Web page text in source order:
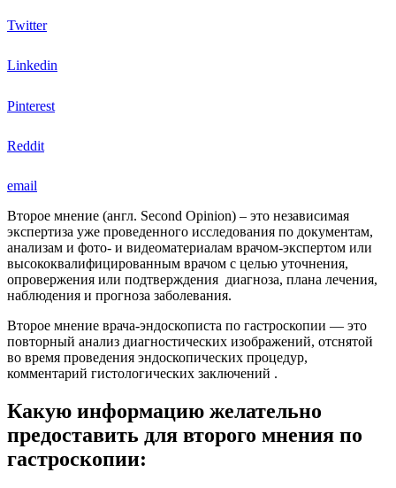
Twitter
Linkedin
Pinterest
Reddit
email
Второе мнение (англ. Second Opinion) – это независимая
экспертиза уже проведенного исследования по документам,
анализам и фото- и видеоматериалам врачом-экспертом или
высококвалифицированным врачом с целью уточнения,
опровержения или подтверждения диагноза, плана лечения,
наблюдения и прогноза заболевания.
Второе мнение врача-эндоскописта по гастроскопии — это
повторный анализ диагностических изображений, отснятой
во время проведения эндоскопических процедур,
комментарий гистологических заключений .
Какую информацию желательно
предоставить для второго мнения по
гастроскопии: